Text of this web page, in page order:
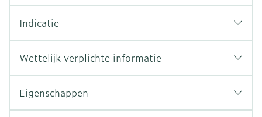
Indicatie
Wettelijk verplichte informatie
Eigenschappen